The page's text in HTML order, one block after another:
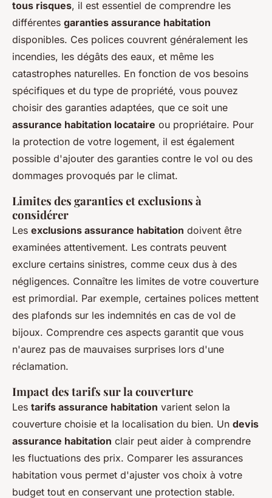
tous risques, il est essentiel de comprendre les
différentes garanties assurance habitation
disponibles. Ces polices couvrent généralement les
incendies, les dégâts des eaux, et même les
catastrophes naturelles. En fonction de vos besoins
spécifiques et du type de propriété, vous pouvez
choisir des garanties adaptées, que ce soit une
assurance habitation locataire ou propriétaire. Pour
la protection de votre logement, il est également
possible d'ajouter des garanties contre le vol ou des
dommages provoqués par le climat.
Limites des garanties et exclusions à
considérer
Les exclusions assurance habitation doivent être
examinées attentivement. Les contrats peuvent
exclure certains sinistres, comme ceux dus à des
négligences. Connaître les limites de votre couverture
est primordial. Par exemple, certaines polices mettent
des plafonds sur les indemnités en cas de vol de
bijoux. Comprendre ces aspects garantit que vous
n'aurez pas de mauvaises surprises lors d'une
réclamation.
Impact des tarifs sur la couverture
Les tarifs assurance habitation varient selon la
couverture choisie et la localisation du bien. Un devis
assurance habitation clair peut aider à comprendre
les fluctuations des prix. Comparer les assurances
habitation vous permet d'ajuster vos choix à votre
budget tout en conservant une protection stable.